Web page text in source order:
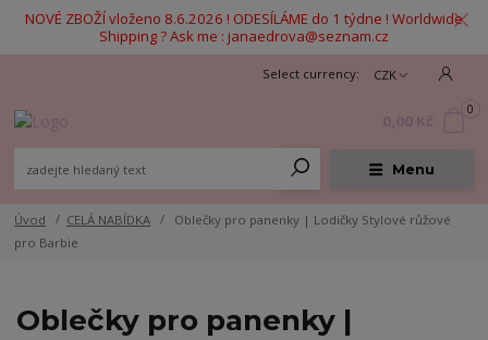
NOVÉ ZBOŽÍ vloženo 8.6.2026 ! ODESÍLÁME do 1 týdne ! Worldwide
Shipping ? Ask me : janaedrova@seznam.cz
Menu
CZK
0
Úvod CELÁ NABÍDKA
Oblečky pro panenky | Lodičky Stylové růžové
pro Barbie
Oblečky pro panenky |